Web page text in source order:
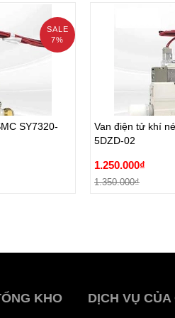
SALE
7%
SY7320-
SY7320-
Van điện tử khí
5DZD-02
1.250.000₫
1.350.000₫
Van điện tử khí
1.250.000₫
KHO
DỊCH VỤ CỦA